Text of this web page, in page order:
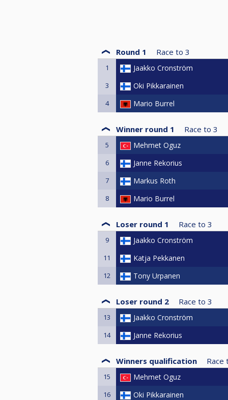
Round 1 Race to 3
1 Jaakko Cronström
3 Oki Pikkarainen
4 Mario Burrel
Winner round 1 Race to 3
5 Mehmet Oguz
6 Janne Rekorius
7 Markus Roth
8 Mario Burrel
Loser round 1 Race to 3
9 Jaakko Cronström
11 Katja Pekkanen
12 Tony Urpanen
Loser round 2 Race to 3
13 Jaakko Cronström
14 Janne Rekorius
Winners qualification Race
15 Mehmet Oguz
16 Oki Pikkarainen